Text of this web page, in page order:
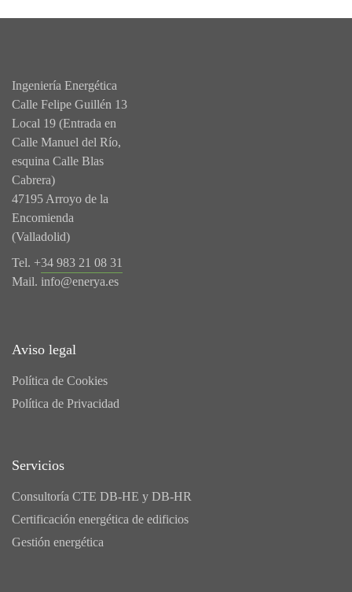
Ingeniería Energética
Calle Felipe Guillén 13
Local 19 (Entrada en
Calle Manuel del Río,
esquina Calle Blas
Cabrera)
47195 Arroyo de la
Encomienda
(Valladolid)
Tel. +34 983 21 08 31
Mail. info@enerya.es
Aviso legal
Política de Cookies
Política de Privacidad
Servicios
Consultoría CTE DB-HE y DB-HR
Certificación energética de edificios
Gestión energética